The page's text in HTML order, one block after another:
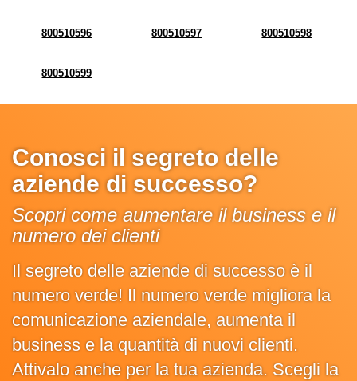
800510596 800510597 800510598
800510599
Conosci il segreto delle
aziende di successo?
Scopri come aumentare il business e il
numero dei clienti
Il segreto delle aziende di successo è il
numero verde! Il numero verde migliora la
comunicazione aziendale, aumenta il
business e la quantità di nuovi clienti.
Attivalo anche per la tua azienda. Scegli la